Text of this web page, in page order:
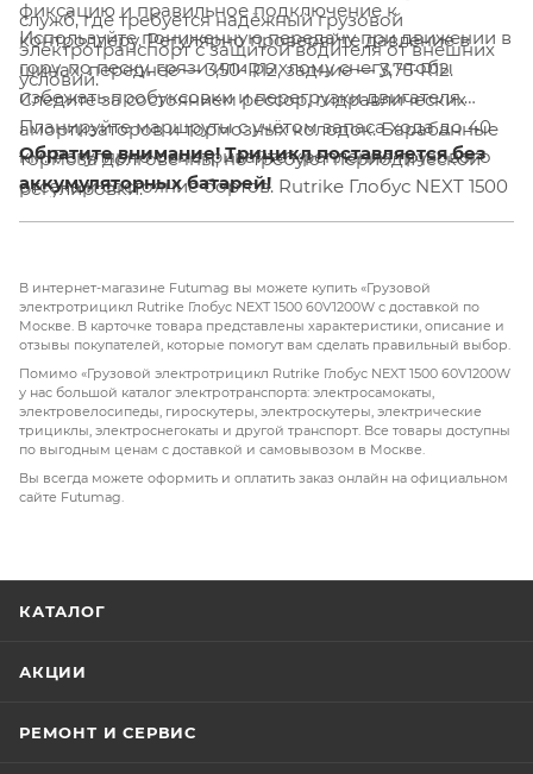
служб, где требуется надёжный грузовой
электротранспорт с защитой водителя от внешних
условий.
фиксацию и правильное подключение к
контроллеру. Регулярно проверяйте давление в
шинах: переднее — 3,50-R12, задние — 3,75-R12.
Следите за состоянием рессор, гидравлических
амортизаторов и тормозных колодок. Барабанные
тормоза долговечны, но требуют периодической
регулировки.
Используйте пониженную передачу при движении в
гору, по песку, грязи или рыхлому снегу, чтобы
избежать пробуксовки и перегрузки двигателя.
Планируйте маршруты с учётом запаса хода до 40
км. Регулярно осматривайте крепления грузового
отсека и состояние бортов. Rutrike Глобус NEXT 1500
долговременной надёжной работы.
Обратите внимание! Трицикл поставляется без
аккумуляторных батарей!
В интернет-магазине Futumag вы можете купить «Грузовой
электротрицикл Rutrike Глобус NEXT 1500 60V1200W с доставкой по
Москве. В карточке товара представлены характеристики, описание и
отзывы покупателей, которые помогут вам сделать правильный выбор.
Помимо «Грузовой электротрицикл Rutrike Глобус NEXT 1500 60V1200W
у нас большой каталог электротранспорта: электросамокаты,
электровелосипеды, гироскутеры, электроскутеры, электрические
трициклы, электроснегокаты и другой транспорт. Все товары доступны
по выгодным ценам с доставкой и самовывозом в Москве.
Вы всегда можете оформить и оплатить заказ онлайн на официальном
сайте Futumag.
КАТАЛОГ
АКЦИИ
РЕМОНТ И СЕРВИС